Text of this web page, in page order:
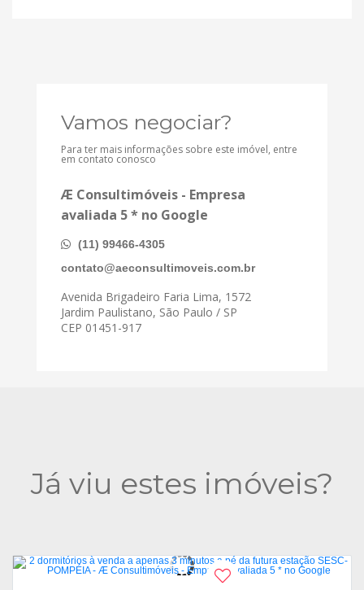
Vamos negociar?
Para ter mais informações sobre este imóvel, entre
em contato conosco
Æ Consultimóveis - Empresa
avaliada 5 * no Google
(11) 99466-4305
contato@aeconsultimoveis.com.br
Avenida Brigadeiro Faria Lima, 1572
Jardim Paulistano, São Paulo / SP
CEP 01451-917
Já viu estes imóveis?